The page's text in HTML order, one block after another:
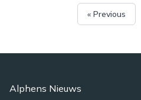
« Previous
Alphens Nieuws